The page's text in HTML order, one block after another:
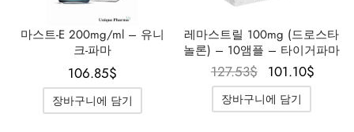
마스트-E 200mg/ml – 유니
크-파마
106.85$
장바구니에 담기
레마스트릴 100mg (드로스타
놀론) – 10앰플 – 타이거파마
127.53$ 원래 가격
은
127.53$였
101.10$
장바구니에 담기